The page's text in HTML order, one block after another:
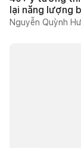
lại năng lượng
Nguyễn Quỳnh